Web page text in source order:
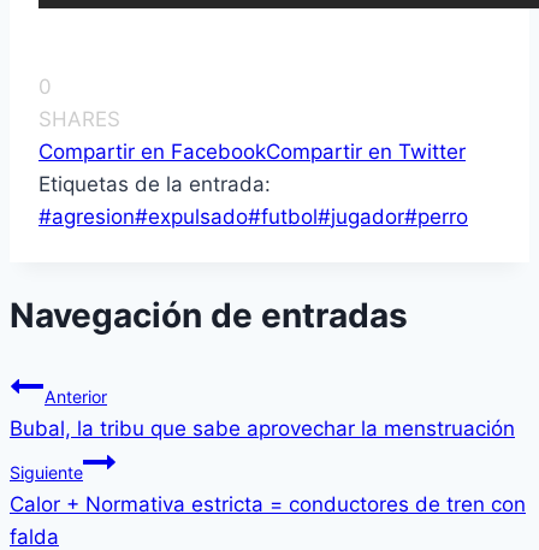
0
SHARES
Compartir en FacebookCompartir en Twitter
Etiquetas de la entrada:
#agresion#expulsado#futbol#jugador#perro
Navegación de entradas
Anterior
Bubal, la tribu que sabe aprovechar la menstruación
Siguiente
Calor + Normativa estricta = conductores de tren con
falda